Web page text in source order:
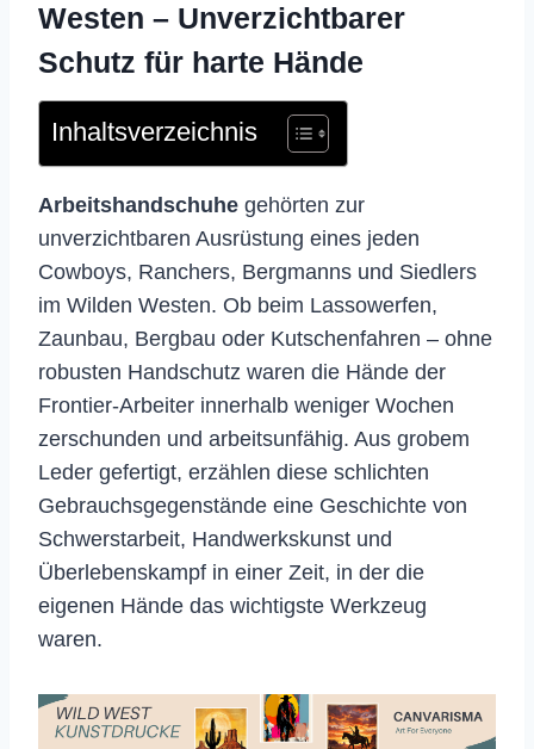
Westen – Unverzichtbarer
Schutz für harte Hände
Inhaltsverzeichnis
Arbeitshandschuhe gehörten zur
unverzichtbaren Ausrüstung eines jeden
Cowboys, Ranchers, Bergmanns und Siedlers
im Wilden Westen. Ob beim Lassowerfen,
Zaunbau, Bergbau oder Kutschenfahren – ohne
robusten Handschutz waren die Hände der
Frontier-Arbeiter innerhalb weniger Wochen
zerschunden und arbeitsunfähig. Aus grobem
Leder gefertigt, erzählen diese schlichten
Gebrauchsgegenstände eine Geschichte von
Schwerstarbeit, Handwerkskunst und
Überlebenskampf in einer Zeit, in der die
eigenen Hände das wichtigste Werkzeug
waren.